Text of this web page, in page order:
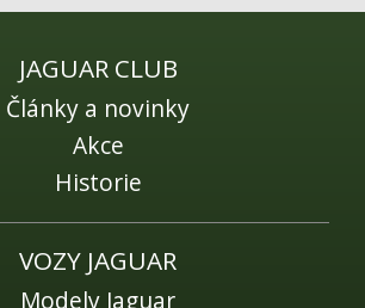
JAGUAR CLUB
Články a novinky
Akce
Historie
VOZY JAGUAR
Modely Jaguar